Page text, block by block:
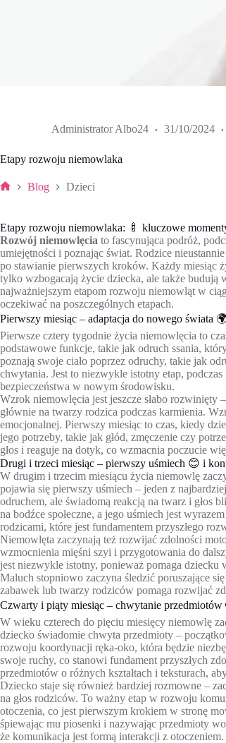
Administrator Albo24 31/10/2024
Etapy rozwoju niemowlaka
Blog Dzieci
Etapy rozwoju niemowlaka: 🍼 kluczowe
Rozwój niemowlęcia to fascynująca podróż,
umiejętności i poznając świat. Rodzice
po stawianie pierwszych kroków. Każdy miesiąc
tylko wzbogacają życie dziecka, ale także
najważniejszym etapom rozwoju niemowląt w
oczekiwać na poszczególnych etapach.
Pierwszy miesiąc – adaptacja do nowego świata
Pierwsze cztery tygodnie życia niemowlęcia to
podstawowe funkcje, takie jak odruch ssania,
poznają swoje ciało poprzez odruchy, takie jak
chwytania. Jest to niezwykle istotny etap,
bezpieczeństwa w nowym środowisku.
Wzrok niemowlęcia jest jeszcze słabo rozwinięty
głównie na twarzy rodzica podczas karmienia.
emocjonalnej. Pierwszy miesiąc to czas, kiedy
jego potrzeby, takie jak głód, zmęczenie czy
głos i reaguje na dotyk, co wzmacnia poczucie
Drugi i trzeci miesiąc – pierwszy uśmiech 😊 i
W drugim i trzecim miesiącu życia niemowlę
pojawia się pierwszy uśmiech – jeden z
odruchem, ale świadomą reakcją na twarz i głos
na bodźce społeczne, a jego uśmiech jest
rodzicami, które jest fundamentem przyszłego
Niemowlęta zaczynają też rozwijać zdolności
wzmocnienia mięśni szyi i przygotowania do
jest niezwykle istotny, ponieważ pomaga dziecku
Maluch stopniowo zaczyna śledzić poruszające
zabawek lub twarzy rodziców pomaga rozwijać
Czwarty i piąty miesiąc – chwytanie
W wieku czterech do pięciu miesięcy niemowlę
dziecko świadomie chwyta przedmioty –
rozwoju koordynacji ręka-oko, która będzie
swoje ruchy, co stanowi fundament przyszłych
przedmiotów o różnych kształtach i teksturach,
Dziecko staje się również bardziej rozmowne –
na głos rodziców. To ważny etap w rozwoju
otoczenia, co jest pierwszym krokiem w stronę
śpiewając mu piosenki i nazywając przedmioty
że komunikacja jest formą interakcji z otoczeniem.